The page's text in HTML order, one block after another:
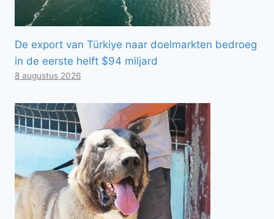
De export van Türkiye naar doelmarkten bedroeg
in de eerste helft $94 miljard
8 augustus 2026